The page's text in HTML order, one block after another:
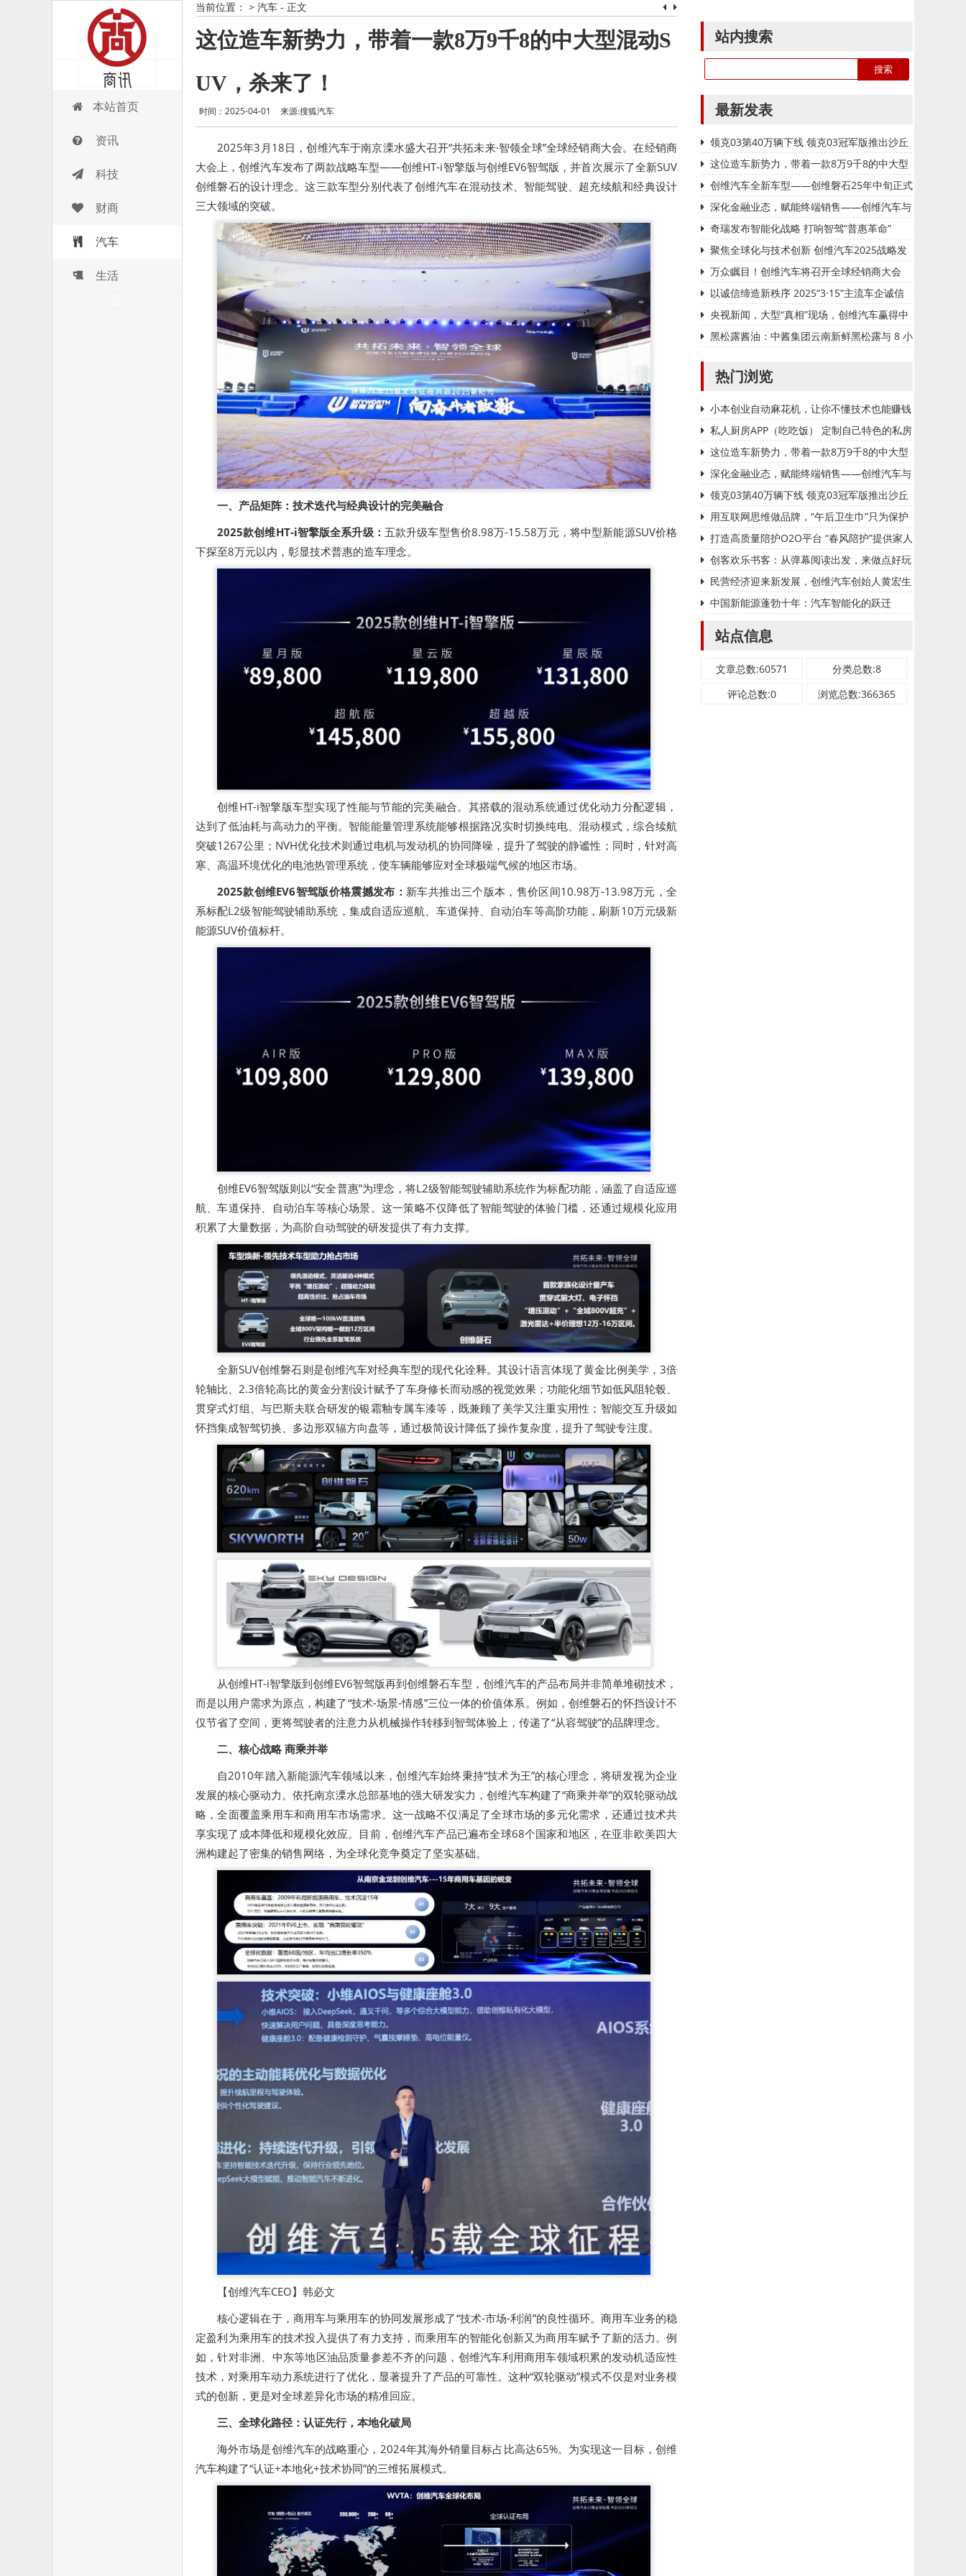
商讯 本站首页
资讯
科技
财商
汽车
生活
当前位置： > 汽车 - 正文
这位造车新势力，带着一款8万9千8的中大型混动S
UV，杀来了！
时间：2025-04-01 来源:搜狐汽车
2025年3月18日，创维汽车于南京溧水盛大召开“共拓未来·智领全球”全球经销商大会。在经销商
大会上，创维汽车发布了两款战略车型——创维HT-i智擎版与创维EV6智驾版，并首次展示了全新SUV
创维磐石的设计理念。这三款车型分别代表了创维汽车在混动技术、智能驾驶、超充续航和经典设计
三大领域的突破。
一、产品矩阵：技术迭代与经典设计的完美融合
2025款创维HT-i智擎版全系升级： 五款升级车型售价8.98万-15.58万元，将中型新能源SUV价格
下探至8万元以内，彰显技术普惠的造车理念。
创维HT-i智擎版车型实现了性能与节能的完美融合。其搭载的混动系统通过优化动力分配逻辑，
达到了低油耗与高动力的平衡。智能能量管理系统能够根据路况实时切换纯电、混动模式，综合续航
突破1267公里；NVH优化技术则通过电机与发动机的协同降噪，提升了驾驶的静谧性；同时，针对高
寒、高温环境优化的电池热管理系统，使车辆能够应对全球极端气候的地区市场。
2025款创维EV6智驾版价格震撼发布： 新车共推出三个版本，售价区间10.98万-13.98万元，全
系标配L2级智能驾驶辅助系统，集成自适应巡航、车道保持、自动泊车等高阶功能，刷新10万元级新
能源SUV价值标杆。
创维EV6智驾版则以“安全普惠”为理念，将L2级智能驾驶辅助系统作为标配功能，涵盖了自适应巡
航、车道保持、自动泊车等核心场景。这一策略不仅降低了智能驾驶的体验门槛，还通过规模化应用
积累了大量数据，为高阶自动驾驶的研发提供了有力支撑。
全新SUV创维磐石则是创维汽车对经典车型的现代化诠释。其设计语言体现了黄金比例美学，3倍
轮轴比、2.3倍轮高比的黄金分割设计赋予了车身修长而动感的视觉效果；功能化细节如低风阻轮毂、
贯穿式灯组、与巴斯夫联合研发的银霜釉专属车漆等，既兼顾了美学又注重实用性；智能交互升级如
怀挡集成智驾切换、多边形双辐方向盘等，通过极简设计降低了操作复杂度，提升了驾驶专注度。
从创维HT-i智擎版到创维EV6智驾版再到创维磐石车型，创维汽车的产品布局并非简单堆砌技术，
而是以用户需求为原点，构建了“技术-场景-情感”三位一体的价值体系。例如，创维磐石的怀挡设计不
仅节省了空间，更将驾驶者的注意力从机械操作转移到智驾体验上，传递了“从容驾驶”的品牌理念。
二、核心战略 商乘并举
自2010年踏入新能源汽车领域以来，创维汽车始终秉持“技术为王”的核心理念，将研发视为企业
发展的核心驱动力。依托南京溧水总部基地的强大研发实力，创维汽车构建了“商乘并举”的双轮驱动战
略，全面覆盖乘用车和商用车市场需求。这一战略不仅满足了全球市场的多元化需求，还通过技术共
享实现了成本降低和规模化效应。目前，创维汽车产品已遍布全球68个国家和地区，在亚非欧美四大
洲构建起了密集的销售网络，为全球化竞争奠定了坚实基础。
【创维汽车CEO】韩必文
核心逻辑在于，商用车与乘用车的协同发展形成了“技术-市场-利润”的良性循环。商用车业务的稳
定盈利为乘用车的技术投入提供了有力支持，而乘用车的智能化创新又为商用车赋予了新的活力。例
如，针对非洲、中东等地区油品质量参差不齐的问题，创维汽车利用商用车领域积累的发动机适应性
技术，对乘用车动力系统进行了优化，显著提升了产品的可靠性。这种“双轮驱动”模式不仅是对业务模
式的创新，更是对全球差异化市场的精准回应。
三、全球化路径：认证先行，本地化破局
海外市场是创维汽车的战略重心，2024年其海外销量目标占比高达65%。为实现这一目标，创维
汽车构建了“认证+本地化+技术协同”的三维拓展模式。
站内搜索
最新发表
领克03第40万辆下线 领克03冠军版推出沙丘
金配色
这位造车新势力，带着一款8万9千8的中大型
混动SUV，杀来了！
创维汽车全新车型——创维磐石25年中旬正式
上市深化金融业态，赋能终端销售——创维汽车与
中国银行广东省分行举行战略签约
奇瑞发布智能化战略 打响智驾“普惠革命”
聚焦全球化与技术创新 创维汽车2025战略发
布会圆满落幕
万众瞩目！创维汽车将召开全球经销商大会
以诚信缔造新秩序 2025“3·15”主流车企诚信
服务联合声明正式发布
央视新闻，大型“真相”现场，创维汽车赢得中
东用户喜爱
黑松露酱油：中酱集团云南新鲜黑松露与 8 小
热门浏览
小本创业自动麻花机，让你不懂技术也能赚钱
私人厨房APP（吃吃饭） 定制自己特色的私房
菜这位造车新势力，带着一款8万9千8的中大型
混动SUV，杀来了！
深化金融业态，赋能终端销售——创维汽车与
中国银行广东省分行举行战略签约
领克03第40万辆下线 领克03冠军版推出沙丘
金配色
用互联网思维做品牌，“午后卫生巾”只为保护
女人打造高质量陪护O2O平台 “春风陪护”提供家人
般的陪伴
创客欢乐书客：从弹幕阅读出发，来做点好玩
的网络文学
民营经济迎来新发展，创维汽车创始人黄宏生
谈创业之道
中国新能源蓬勃十年：汽车智能化的跃迁
站点信息
文章总数:60571
分类总数:8
评论总数:0
浏览总数:366365